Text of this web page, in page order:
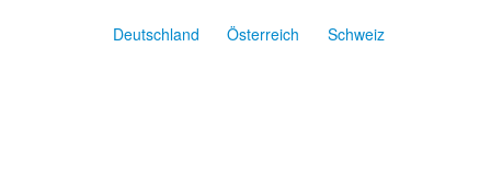
Deutschland Österreich Schweiz